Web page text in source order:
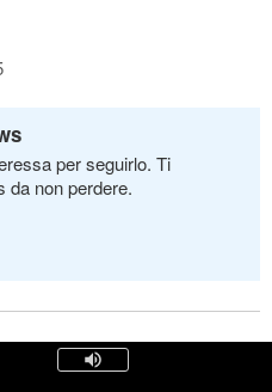
per seguirlo. Ti
da non perdere.